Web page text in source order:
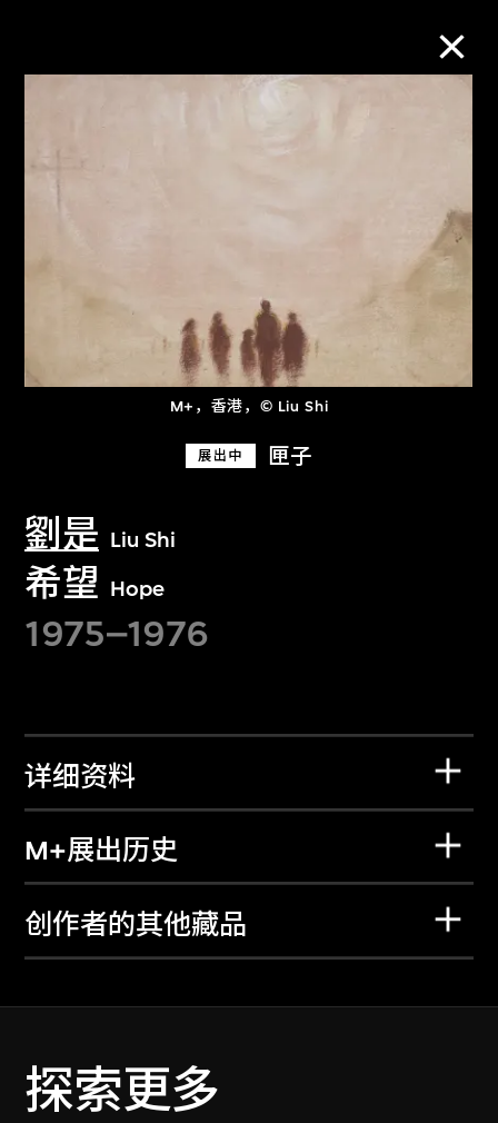
M+，香港，© Liu Shi
展出中 匣子
劉是 Liu Shi
希望 Hope
1975–1976
详细资料
M+展出历史
创作者的其他藏品
探索更多
M+藏品
关于M+藏品
探索世界顶级的二十及二十一世纪视觉